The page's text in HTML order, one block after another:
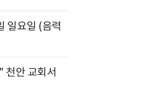
일요일 (음력
천안 교회서